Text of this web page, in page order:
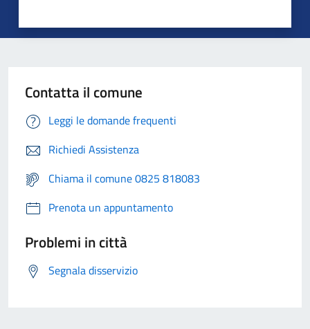
Contatta il comune
Leggi le domande frequenti
Richiedi Assistenza
Chiama il comune 0825 818083
Prenota un appuntamento
Problemi in città
Segnala disservizio